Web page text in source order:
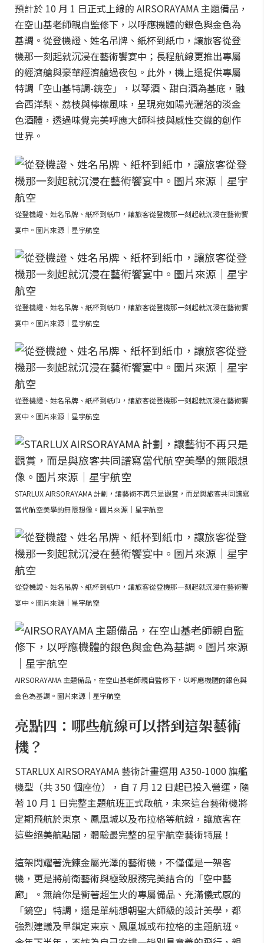
預計於 10 月 1 日正式上線的 AIRSORAYAMA 主題備品，
在空山基老師親自監修下，以呼應機體的銀色與金色為
基調。從登機證、姓名吊牌、紙杯到紙巾，讓旅客從登
機那一刻起就沉浸在藝術饗宴中；長程航線更推出專屬
的經濟艙與豪華經濟艙過夜包。此外，機上還提供專屬
特調「空山基特調-鏡空」，以琴酒、甜白酒為基底，融
合西洋梨、荔枝與檸檬風味，呈現宛如陽光灑落的淡金
色酒體，透過味覺完美呼應大師科技與感性交織的創作
世界。
從登機證、姓名吊牌、紙杯到紙巾，讓旅客從登機那一刻起就沉浸在藝術饗
宴中。圖片來源｜星宇航空
從登機證、姓名吊牌、紙杯到紙巾，讓旅客從登機那一刻起就沉浸在藝術饗
宴中。圖片來源｜星宇航空
從登機證、姓名吊牌、紙杯到紙巾，讓旅客從登機那一刻起就沉浸在藝術饗
宴中。圖片來源｜星宇航空
STARLUX AIRSORAYAMA 計劃，讓藝術不再只是觀賞，而是與旅客共同譜寫
當代航空美學的無限想像。圖片來源｜星宇航空
從登機證、姓名吊牌、紙杯到紙巾，讓旅客從登機那一刻起就沉浸在藝術饗
宴中。圖片來源｜星宇航空
AIRSORAYAMA 主題備品，在空山基老師親自監修下，以呼應機體的銀色與
金色為基調。圖片來源｜星宇航空
亮點四：哪些航線可以搭到這架藝術
機？
STARLUX AIRSORAYAMA 藝術計畫選用 A350-1000 旗艦
機型（共 350 個座位），自 7 月 12 日起已投入營運，隨
著 10 月 1 日完整主題航班正式啟航，未來這台藝術機將
定期飛航於東京、鳳凰城以及布拉格等航線，讓旅客在
這些絕美航點間，體驗最完整的星宇航空藝術特展！
這架閃耀著洗鍊金屬光澤的藝術機，不僅僅是一架客
機，更是將前衛藝術與極致服務完美結合的「空中藝
廊」。無論你是衝著超生火的專屬備品、充滿儀式感的
「鏡空」特調，還是單純想朝聖大師級的設計美學，都
強烈建議及早鎖定東京、鳳凰城或布拉格的主題航班。